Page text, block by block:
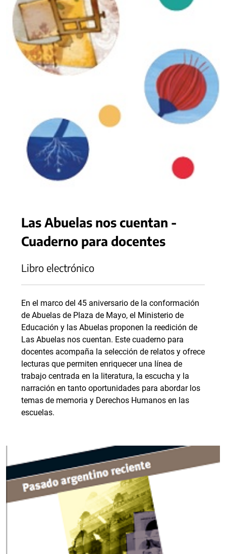
Las Abuelas nos cuentan -
Cuaderno para docentes
Libro electrónico
En el marco del 45 aniversario de la conformación
de Abuelas de Plaza de Mayo, el Ministerio de
Educación y las Abuelas proponen la reedición de
Las Abuelas nos cuentan. Este cuaderno para
docentes acompaña la selección de relatos y ofrece
lecturas que permiten enriquecer una línea de
trabajo centrada en la literatura, la escucha y la
narración en tanto oportunidades para abordar los
temas de memoria y Derechos Humanos en las
escuelas.